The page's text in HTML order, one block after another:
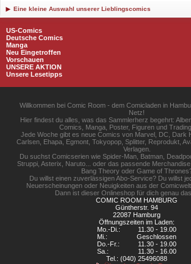
Eine kleine Auswahl unserer Lieblingscomics
US-Comics
Deutsche Comics
Manga
Neu Eingetroffen
Vorschauen
UNSERE AKTION
Unsere Lesetipps
Willkommen bei Comic Room - dem Comicladen in
Netz!
Hier findest du alles, was das Sammlerherz begehrt:
Comics, Manga, Poster, Figuren und
Jede Woche gibt es neue Comics von Marvel, DC, Dark
Carlsen, Ehapa, Egmont, Tokyopop, Splitter, Reprodukt,
Verlagen.
Du suchst Comicserien wie Spider-Man, Batman,
Struppi, Asterix, Naruto... oder das passende
Bang Theory oder Game of
Du willst einen zuverlässigen Abo-Service? Du willst
Neuerscheinungen oder Neuigkeiten aus der
Dann ist dieser Onlineshop für dich genau
COMIC ROOM HAMBURG
Güntherstr. 94
22087 Hamburg
Öffnungszeiten im Laden:
Mo.-Di.:
11.30 - 19.00
Mi.:
Geschlossen
Do.-Fr.:
11.30 - 19.00
Sa.:
11.30 - 16.00
Tel.: (040) 25496088